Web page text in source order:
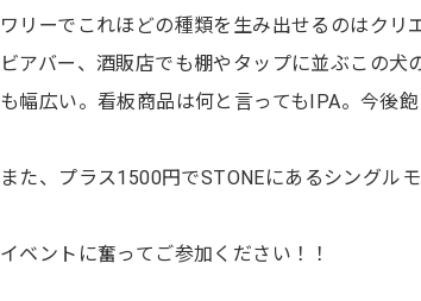
ワリーでこれほどの種類を生み出せるのはクリ
ビアバー、酒販店でも棚やタップに並ぶこの
も幅広い。看板商品は何と言ってもIPA。今後
また、プラス1500円でSTONEにあるシング
イベントに奮ってご参加ください！！